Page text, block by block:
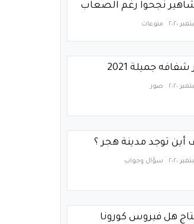
نجحوا رغم الصعاب
منوعات
جميلة 2021
صور
أين توجد مدينة هجر ؟
سؤال وجواب
هل فيروس كورونا